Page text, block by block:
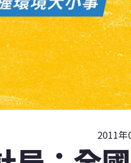
2011年